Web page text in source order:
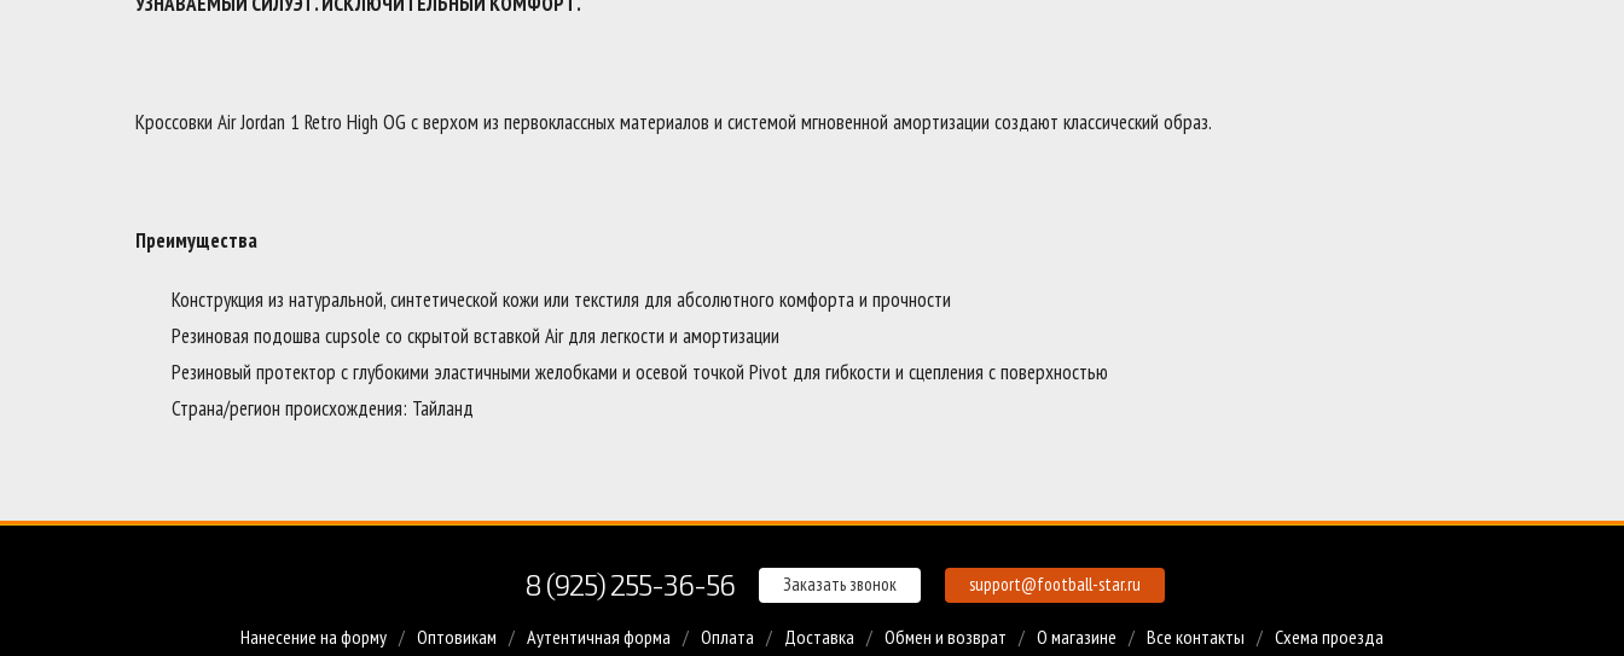
Кроссовки Air Jordan 1 Retro High OG с верхом из первоклассных материалов и системой мгновенной амортизации создают классический образ.
Преимущества
Конструкция из натуральной, синтетической кожи или текстиля для абсолютного комфорта и прочности
Резиновая подошва cupsole со скрытой вставкой Air для легкости и амортизации
Резиновый протектор с глубокими эластичными желобками и осевой точкой Pivot для гибкости и сцепления с поверхностью
Страна/регион происхождения: Тайланд
8 (925) 255-36-56 Заказать звонок support@football-star.ru
Нанесение на форму Оптовикам Аутентичная форма Оплата Доставка Обмен и возврат О магазине Все контакты Схема проезда